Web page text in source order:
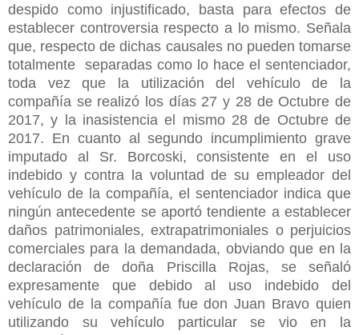
despido como injustificado, basta para efectos de
establecer controversia respecto a lo mismo. Señala
que, respecto de dichas causales no pueden tomarse
totalmente separadas como lo hace el sentenciador,
toda vez que la utilización del vehículo de la
compañía se realizó los días 27 y 28 de Octubre de
2017, y la inasistencia el mismo 28 de Octubre de
2017. En cuanto al segundo incumplimiento grave
imputado al Sr. Borcoski, consistente en el uso
indebido y contra la voluntad de su empleador del
vehículo de la compañía, el sentenciador indica que
ningún antecedente se aportó tendiente a establecer
daños patrimoniales, extrapatrimoniales o perjuicios
comerciales para la demandada, obviando que en la
declaración de doña Priscilla Rojas, se señaló
expresamente que debido al uso indebido del
vehículo de la compañía fue don Juan Bravo quien
utilizando su vehículo particular se vio en la